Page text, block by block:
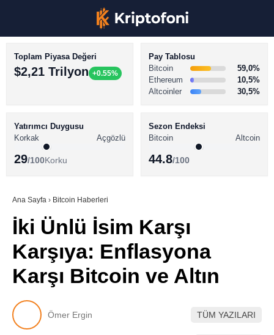
Youtube
TikTok
BİTCOİN HABERLERİ
ALTCOİN HABERLERİ
SÖZLÜK
Toplam Piyasa Değeri
$2,21 Trilyon +0.55%
Pay Tablosu
Bitcoin
59,0%
Ethereum
10,5%
Altcoinler
30,5%
Yatırımcı Duygusu
Korkak
Açgözlü
29/100Korku
Sezon Endeksi
Bitcoin
Altcoin
44.8/100
Ana Sayfa › Bitcoin Haberleri
İki Ünlü İsim Karşı
Karşıya: Enflasyona
Karşı Bitcoin ve Altın
Ömer Ergin TÜM YAZILARI